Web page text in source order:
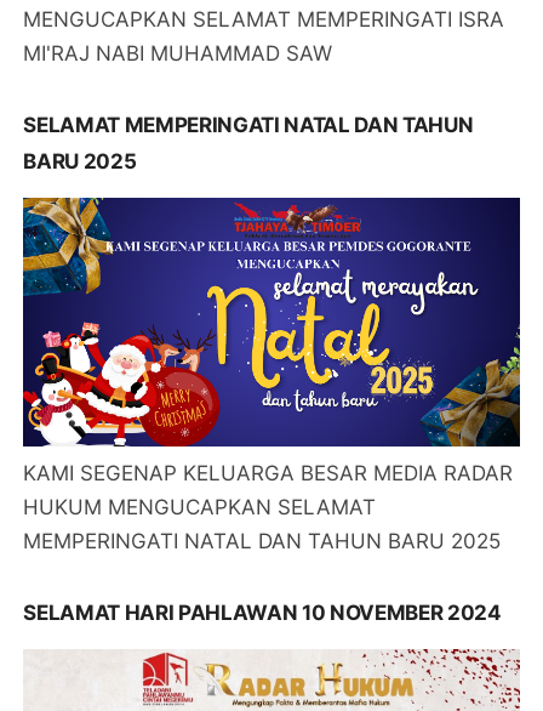
MENGUCAPKAN SELAMAT MEMPERINGATI ISRA
MI'RAJ NABI MUHAMMAD SAW
SELAMAT MEMPERINGATI NATAL DAN TAHUN
BARU 2025
KAMI SEGENAP KELUARGA BESAR MEDIA RADAR
HUKUM MENGUCAPKAN SELAMAT
MEMPERINGATI NATAL DAN TAHUN BARU 2025
SELAMAT HARI PAHLAWAN 10 NOVEMBER 2024